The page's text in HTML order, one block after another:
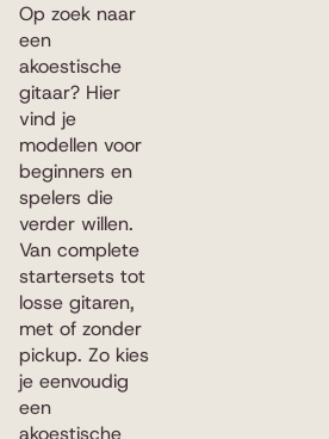
Op zoek naar
een
akoestische
gitaar? Hier
vind je
modellen voor
beginners en
spelers die
verder willen.
Van complete
startersets tot
losse gitaren,
met of zonder
pickup. Zo kies
je eenvoudig
een